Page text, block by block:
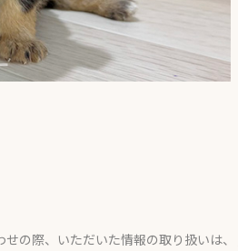
せの際、いただいた情報の取り扱いは、